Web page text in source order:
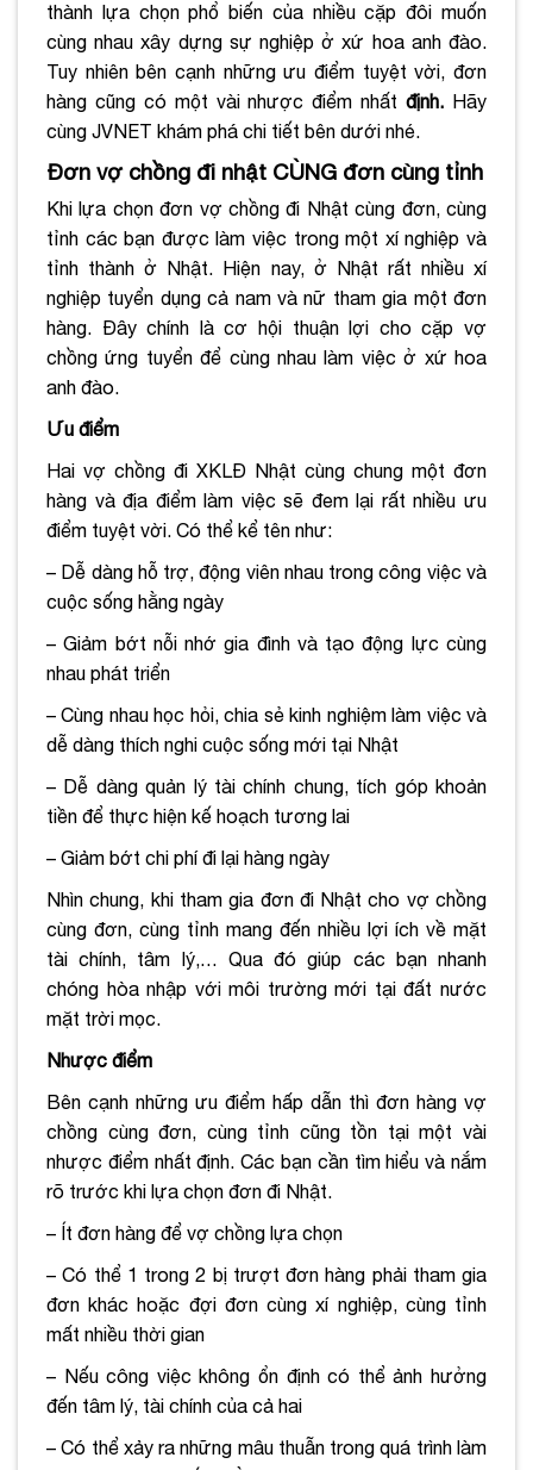
thành lựa chọn phổ biến của nhiều cặp đôi muốn
cùng nhau xây dựng sự nghiệp ở xứ hoa anh đào.
Tuy nhiên bên cạnh những ưu điểm tuyệt vời, đơn
hàng cũng có một vài nhược điểm nhấtđịnh. Hãy
cùng JVNET khám phá chi tiết bên dưới nhé.
Đơn vợ chồng đi nhật CÙNG đơn cùng tỉnh
Khi lựa chọn đơn vợ chồng đi Nhật cùng đơn, cùng
tỉnh các bạn được làm việc trong một xí nghiệp và
tỉnh thành ở Nhật. Hiện nay, ở Nhật rất nhiều xí
nghiệp tuyển dụng cả nam và nữ tham gia một đơn
hàng. Đây chính là cơ hội thuận lợi cho cặp vợ
chồng ứng tuyển để cùng nhau làm việc ở xứ hoa
anh đào.
Ưu điểm
Hai vợ chồng đi XKLĐ Nhật cùng chung một đơn
hàng và địa điểm làm việc sẽ đem lại rất nhiều ưu
điểm tuyệt vời. Có thể kể tên như:
– Dễ dàng hỗ trợ, động viên nhau trong công việc và
cuộc sống hằng ngày
– Giảm bớt nỗi nhớ gia đình và tạo động lực cùng
nhau phát triển
– Cùng nhau học hỏi, chia sẻ kinh nghiệm làm việc và
dễ dàng thích nghi cuộc sống mới tại Nhật
– Dễ dàng quản lý tài chính chung, tích góp khoản
tiền để thực hiện kế hoạch tương lai
– Giảm bớt chi phí đi lại hàng ngày
Nhìn chung, khi tham gia đơn đi Nhật cho vợ chồng
cùng đơn, cùng tỉnh mang đến nhiều lợi ích về mặt
tài chính, tâm lý,… Qua đó giúp các bạn nhanh
chóng hòa nhập với môi trường mới tại đất nước
mặt trời mọc.
Nhược điểm
Bên cạnh những ưu điểm hấp dẫn thì đơn hàng vợ
chồng cùng đơn, cùng tỉnh cũng tồn tại một vài
nhược điểm nhất định. Các bạn cần tìm hiểu và nắm
rõ trước khi lựa chọn đơn đi Nhật.
– Ít đơn hàng để vợ chồng lựa chọn
– Có thể 1 trong 2 bị trượt đơn hàng phải tham gia
đơn khác hoặc đợi đơn cùng xí nghiệp, cùng tỉnh
mất nhiều thời gian
– Nếu công việc không ổn định có thể ảnh hưởng
đến tâm lý, tài chính của cả hai
– Có thể xảy ra những mâu thuẫn trong quá trình làm